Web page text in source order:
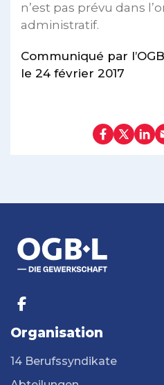
n’est pas prévu dans
administratif.
Communiqué par
le 24 février 2017
Organisation
14 Berufssyndikate